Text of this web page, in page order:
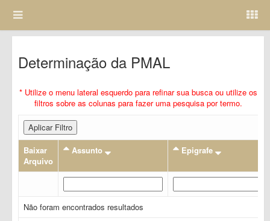
Determinação da PMAL
* Utilize o menu lateral esquerdo para refinar sua busca ou utilize os
filtros sobre as colunas para fazer uma pesquisa por termo.
Aplicar Filtro
Baixar
Arquivo
Assunto Epigrafe
Não foram encontrados resultados